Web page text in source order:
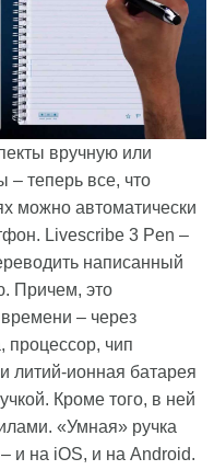
вручную или
– теперь все, что
можно автоматически
Livescribe 3 Pen –
написанный
Причем, это
– через
процессор, чип
литий-ионная батарея
Кроме того, в ней
«Умная» ручка
и на iOS, и на Android.